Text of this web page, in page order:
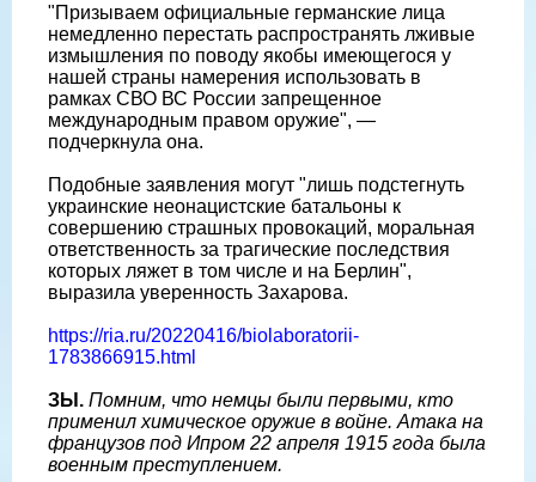
"Призываем официальные германские лица
немедленно перестать распространять лживые
измышления по поводу якобы имеющегося у
нашей страны намерения использовать в
рамках СВО ВС России запрещенное
международным правом оружие", —
подчеркнула она.
Подобные заявления могут "лишь подстегнуть
украинские неонацистские батальоны к
совершению страшных провокаций, моральная
ответственность за трагические последствия
которых ляжет в том числе и на Берлин",
выразила уверенность Захарова.
https://ria.ru/20220416/biolaboratorii-
1783866915.html
ЗЫ. Помним, что немцы были первыми, кто
применил химическое оружие в войне. Атака на
французов под Ипром 22 апреля 1915 года была
военным преступлением.